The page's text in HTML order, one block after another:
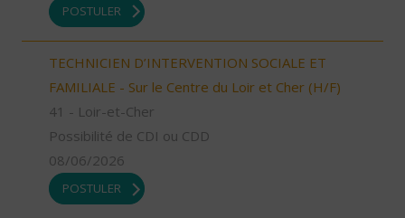
POSTULER
TECHNICIEN D’INTERVENTION SOCIALE ET
FAMILIALE - Sur le Centre du Loir et Cher (H/F)
41 - Loir-et-Cher
Possibilité de CDI ou CDD
08/06/2026
POSTULER